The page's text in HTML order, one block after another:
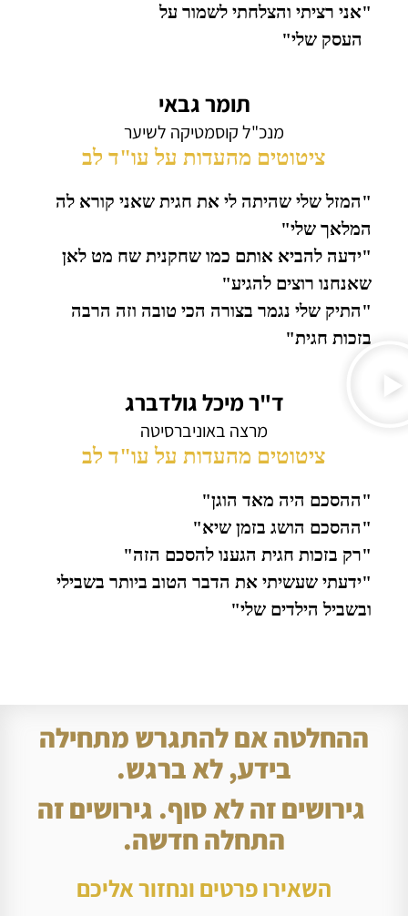
"אני רציתי והצלחתי לשמור על
העסק שלי"
תומר גבאי
מנכ"ל קוסמטיקה לשיער
ציטוטים מהעדות על עו"ד לב
"המזל שלי שהיתה לי את חגית שאני קורא לה
המלאך שלי"
"ידעה להביא אותם כמו שחקנית שח מט לאן
שאנחנו רוצים להגיע"
"התיק שלי נגמר בצורה הכי טובה וזה הרבה
בזכות חגית"
ד"ר מיכל גולדברג
מרצה באוניברסיטה
ציטוטים מהעדות על עו"ד לב
"ההסכם היה מאד הוגן"
"ההסכם הושג בזמן שיא"
"רק בזכות חגית הגענו להסכם הזה"
"ידעתי שעשיתי את הדבר הטוב ביותר בשבילי
ובשביל הילדים שלי"
ההחלטה אם להתגרש מתחילה
בידע, לא ברגש.
גירושים זה לא סוף. גירושים זה
התחלה חדשה.
השאירו פרטים ונחזור אליכם